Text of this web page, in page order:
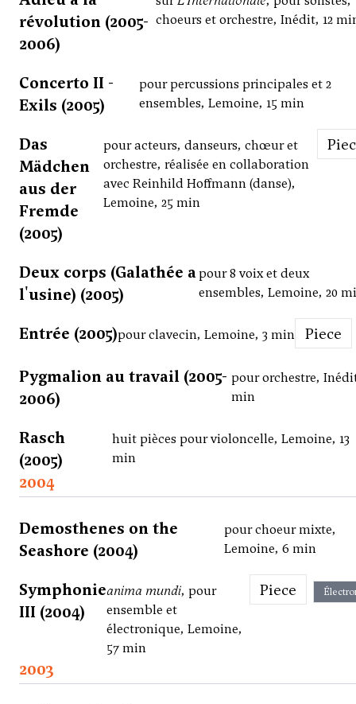
révolution (2005-
2006)
choeurs et orchestre, Inédit, 12
Concerto II -
Exils (2005)
pour percussions principales et 2
ensembles, Lemoine, 15 min
Das
Mädchen
aus der
Fremde
(2005)
pour acteurs, danseurs, chœur et
orchestre, réalisée en collaboration
avec Reinhild Hoffmann (danse),
Lemoine, 25 min
Deux corps (Galathée a
l'usine) (2005)
pour 8 voix et deux
ensembles, Lemoine, 20
Entrée (2005)pour clavecin, Lemoine, 3 min Piece
Pygmalion au travail (2005-
2006)
pour orchestre,
min
Rasch
(2005)
huit pièces pour violoncelle, Lemoine, 13
min
2004
Demosthenes on the
Seashore (2004)
pour choeur mixte,
Lemoine, 6 min
Symphonie
III (2004)
anima mundi, pour
ensemble et
électronique, Lemoine,
57 min
Piece
2003